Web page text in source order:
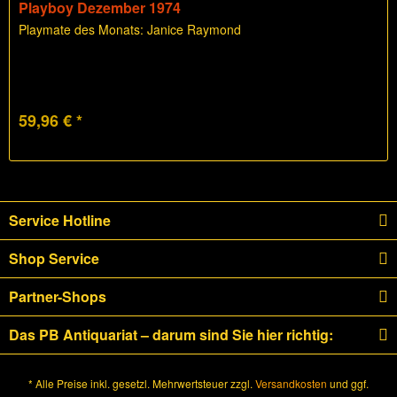
Playboy Dezember 1974
Playmate des Monats: Janice Raymond
59,96 € *
Service Hotline
Shop Service
Partner-Shops
Das PB Antiquariat – darum sind Sie hier richtig:
* Alle Preise inkl. gesetzl. Mehrwertsteuer zzgl. Versandkosten und ggf.